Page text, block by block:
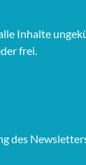
Inhalte
frei.
des